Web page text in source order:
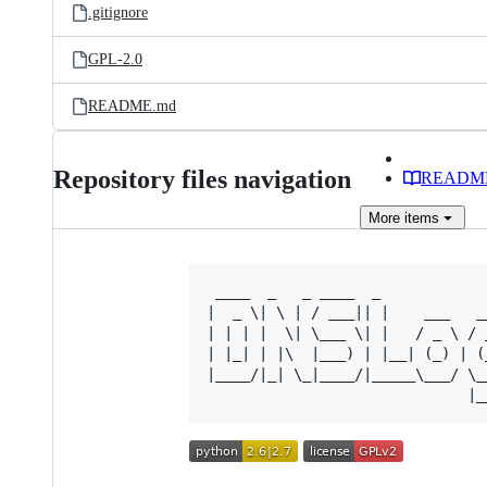
.gitignore
GPL-2.0
README.md
Repository files navigation
More items
|  _ \| \ | / ___|| |    ___   __
| | | |  \| \___ \| |   / _ \ /
| |_| | |\  |___) | |__| (_) |
|____/|_| \_|____/|_____\___/